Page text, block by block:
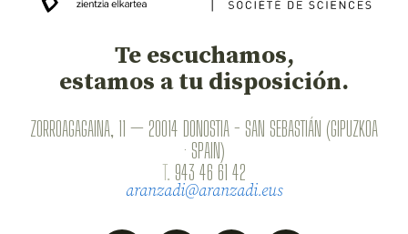
Te escuchamos,
estamos a tu disposición.
ZORROAGAGAINA, 11 — 20014 DONOSTIA - SAN SEBASTIÁN (GIPUZKOA
· SPAIN)
T. 943 46 61 42
aranzadi@aranzadi.eus